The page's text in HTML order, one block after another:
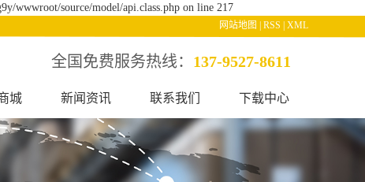
wwwroot/source/model/api.class.php on line 217
网站地图 RSS XML
全国免费服务热线： 137-9527-8611
城 新闻资讯 联系我们 下载中心